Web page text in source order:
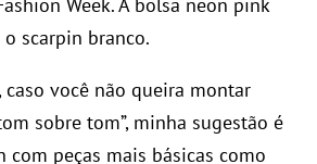
scarpin branco.
você não queira montar
sobre tom”, minha sugestão é
com peças mais básicas como